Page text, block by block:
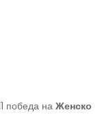
победа на Женско